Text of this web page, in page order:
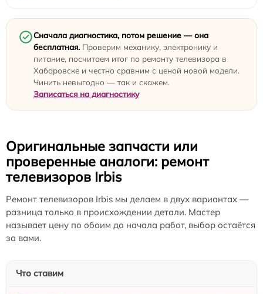
Сначала диагностика, потом решение — она
бесплатная. Проверим механику, электронику и
питание, посчитаем итог по ремонту телевизора в
Хабаровске и честно сравним с ценой новой модели.
Чинить невыгодно — так и скажем.
Записаться на диагностику
Оригинальные запчасти или
проверенные аналоги: ремонт
телевизоров Irbis
Ремонт телевизоров Irbis мы делаем в двух вариантах —
разница только в происхождении детали. Мастер
называет цену по обоим до начала работ, выбор остаётся
за вами.
Что ставим